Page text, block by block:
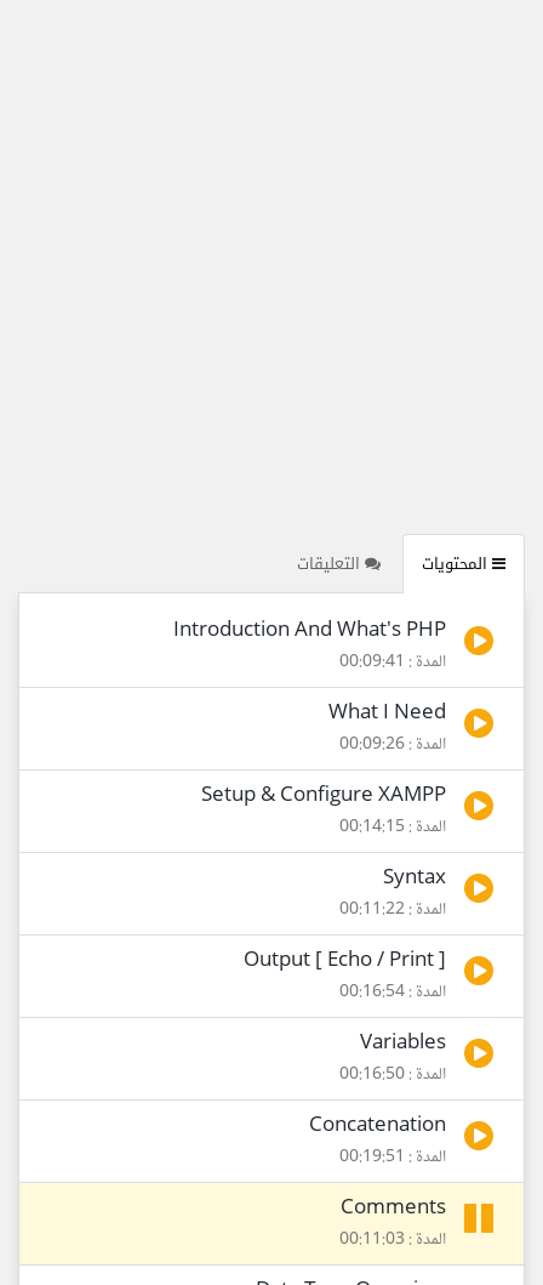
المحتويات التعليقات
Introduction And What's PHP
المدة : 00:09:41
What I Need
المدة : 00:09:26
Setup & Configure XAMPP
المدة : 00:14:15
Syntax
المدة : 00:11:22
Output [ Echo / Print ]
المدة : 00:16:54
Variables
المدة : 00:16:50
Concatenation
المدة : 00:19:51
Comments
المدة : 00:11:03